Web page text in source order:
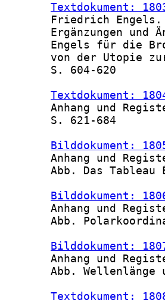
Textdokument:
Friedrich
Ergänzungen und
Engels für die
von der Utopie
       S. 604-620
Textdokument:
Anhang und
       S. 621-684
Bilddokument:
Anhang und
Abb. Das Tableau
Bilddokument:
Anhang und
Abb.
Bilddokument:
Anhang und
Abb. Wellenlänge
Textdokument: